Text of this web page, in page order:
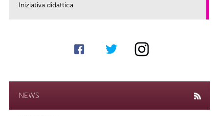
Iniziativa didattica
NEWS